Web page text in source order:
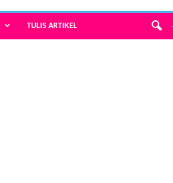
TULIS ARTIKEL